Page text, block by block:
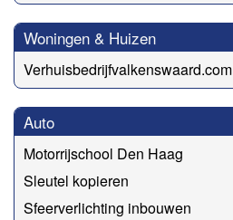
Woningen & Huizen
Verhuisbedrijfvalkenswaard.com
Auto
Motorrijschool Den Haag
Sleutel kopieren
Sfeerverlichting inbouwen